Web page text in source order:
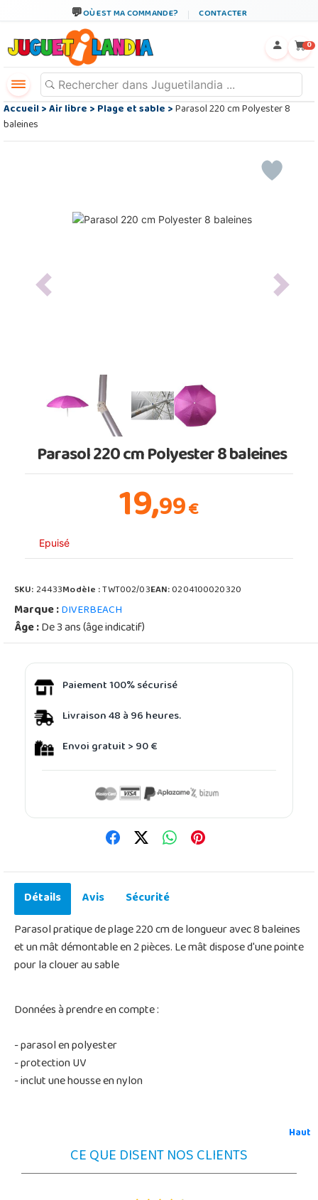
OÙ EST MA COMMANDE? CONTACTER
0
Accueil>Air libre>Plage et sable>Parasol 220 cm Polyester 8
baleines
Previous Next
Parasol 220 cm Polyester 8 baleines
19,99€
Epuisé
SKU:24433Modèle :TWT002/03EAN:0204100020320
Marque :DIVERBEACH
Âge :De 3 ans (âge indicatif)
Paiement 100% sécurisé
Livraison 48 à 96 heures.
Envoi gratuit > 90 €
Détails Avis
Sécurité
Parasol pratique de plage 220 cm de longueur avec 8 baleines
et un mât démontable en 2 pièces. Le mât dispose d'une pointe
pour la clouer au sable
Données à prendre en compte :
- parasol en polyester
- protection UV
- inclut une housse en nylon
Haut
CE QUE DISENT NOS CLIENTS